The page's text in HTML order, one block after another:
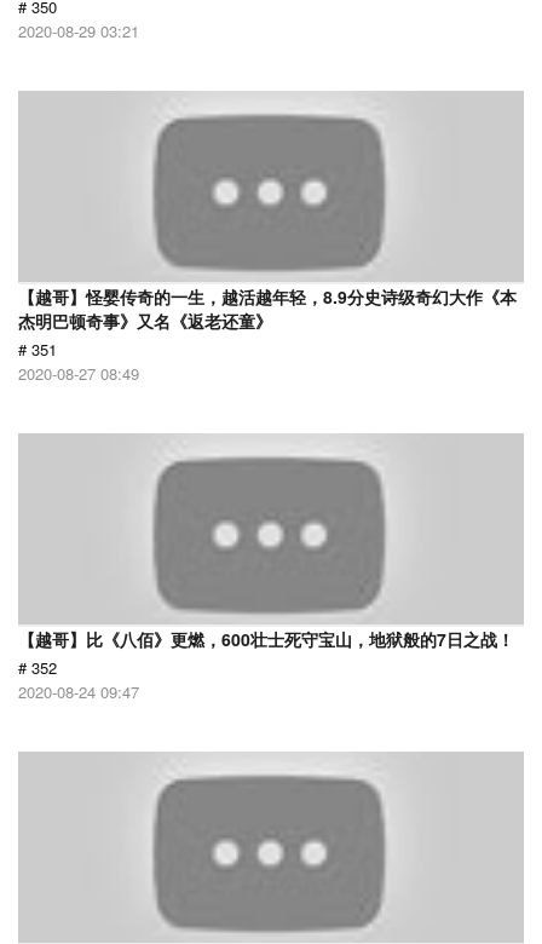
# 350
2020-08-29 03:21
【越哥】怪婴传奇的一生，越活越年轻，8.9分史诗级奇幻大作《本
杰明巴顿奇事》又名《返老还童》
# 351
2020-08-27 08:49
【越哥】比《八佰》更燃，600壮士死守宝山，地狱般的7日之战！
# 352
2020-08-24 09:47